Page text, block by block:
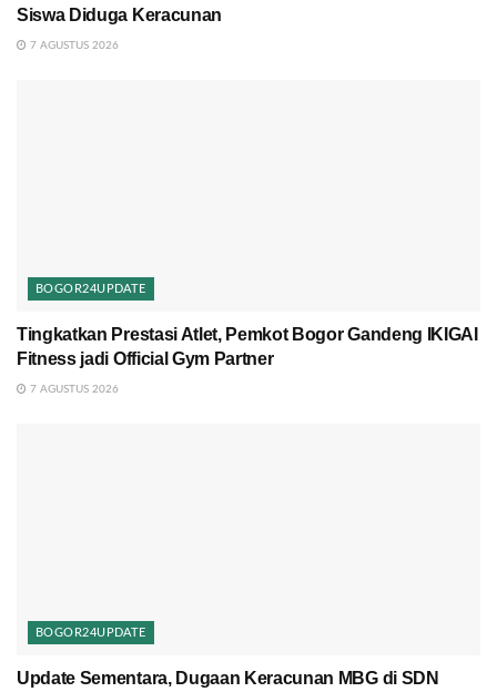
Siswa Diduga Keracunan
7 AGUSTUS 2026
BOGOR24UPDATE
Tingkatkan Prestasi Atlet, Pemkot Bogor Gandeng IKIGAI
Fitness jadi Official Gym Partner
7 AGUSTUS 2026
BOGOR24UPDATE
Update Sementara, Dugaan Keracunan MBG di SDN